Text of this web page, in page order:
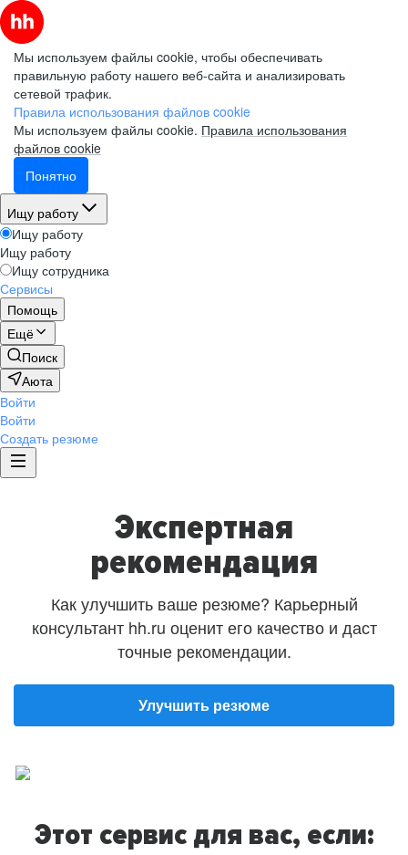
Мы используем файлы cookie, чтобы обеспечивать
правильную работу нашего веб-сайта и анализировать
сетевой трафик.
Правила использования файлов cookie
Мы используем файлы cookie. Правила использования
файлов cookie
Понятно
Ищу работу
Ищу работу
Ищу работу
Ищу сотрудника
Сервисы
Помощь
Ещё
Поиск
Аюта
Войти
Войти
Создать резюме
Экспертная
рекомендация
Как улучшить ваше резюме? Карьерный
консультант hh.ru оценит его качество и даст
точные рекомендации.
Улучшить резюме
Этот сервис для вас, если: